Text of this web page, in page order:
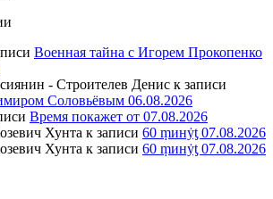
Военная тайна с Игорем Прокопенко
- Строителев Денис к записи
Соловьёвым 06.08.2026
Время покажет от 07.08.2026
Хунта к записи 60 ṃинẏƫ 07.08.2026
Хунта к записи 60 ṃинẏƫ 07.08.2026